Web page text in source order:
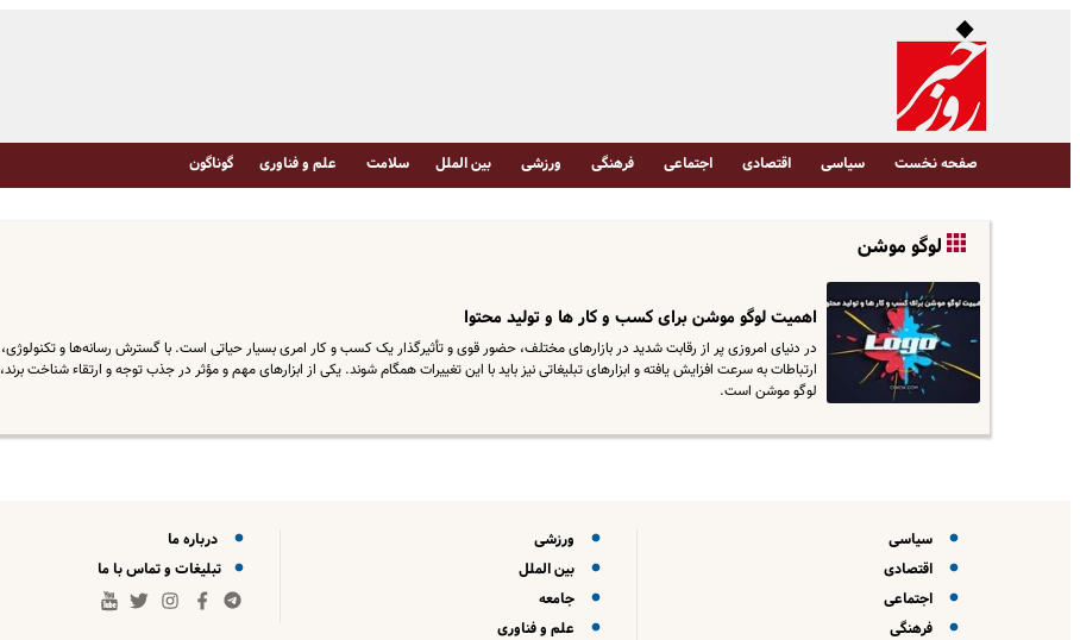
صفحه نخست سیاسی اقتصادی اجتماعی فرهنگی ورزشی بین الملل سلامت علم و فناوری گوناگون
لوگو موشن
اهمیت لوگو موشن برای کسب و کار ها و تولید محتوا
در دنیای امروزی پر از رقابت شدید در بازارهای مختلف، حضور قوی و تأثیرگذار یک کسب و کار امری بسیار حیاتی است. با گسترش رسانه‌ها و تکنولوژی،
ارتباطات به سرعت افزایش یافته و ابزارهای تبلیغاتی نیز باید با این تغییرات همگام شوند. یکی از ابزارهای مهم و مؤثر در جذب توجه و ارتقاء شناخت برند،
لوگو موشن است.
سیاسی
اقتصادی
اجتماعی
فرهنگی
ورزشی
بین الملل
جامعه
علم و فناوری
درباره ما
تبلیغات و تماس با ما